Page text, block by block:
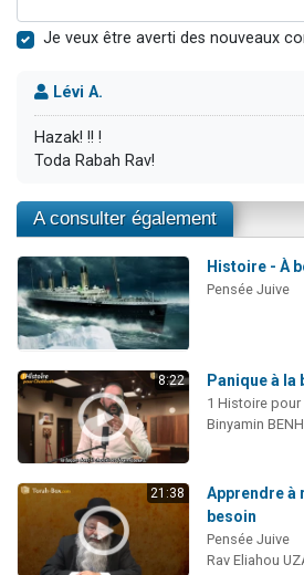
Je veux être averti des nouveaux
Lévi A.
Hazak! !! !
Toda Rabah Rav!
A consulter également
Histoire - À
Pensée Juive
8:22 Panique à la
1 Histoire pour
Binyamin
21:38
Apprendre à
besoin
Pensée Juive
Rav Eliahou